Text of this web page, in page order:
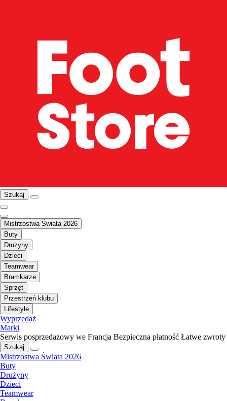
Szukaj
Mistrzostwa Świata 2026
Buty
Drużyny
Dzieci
Teamwear
Bramkarze
Sprzęt
Przestrzeń klubu
Lifestyle
Wyprzedaż
Marki
Serwis posprzedażowy we Francja Bezpieczna płatność Łatwe zwroty
Szukaj
Mistrzostwa Świata 2026
Buty
Drużyny
Dzieci
Teamwear